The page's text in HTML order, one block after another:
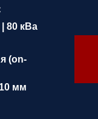
80 кВа
(on-
мм